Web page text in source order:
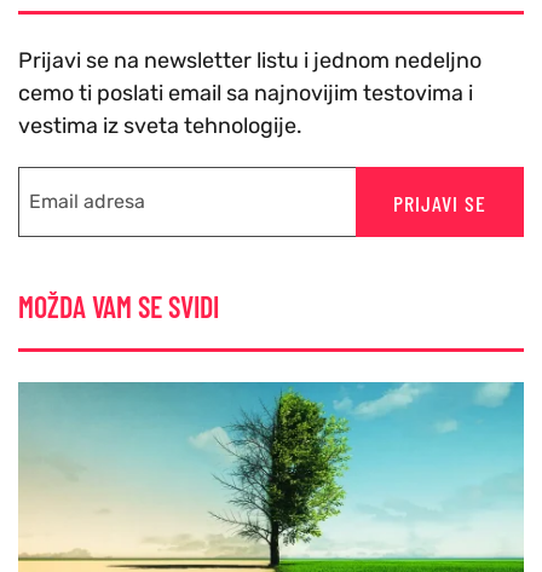
Prijavi se na newsletter listu i jednom nedeljno
cemo ti poslati email sa najnovijim testovima i
vestima iz sveta tehnologije.
PRIJAVI SE
MOŽDA VAM SE SVIDI